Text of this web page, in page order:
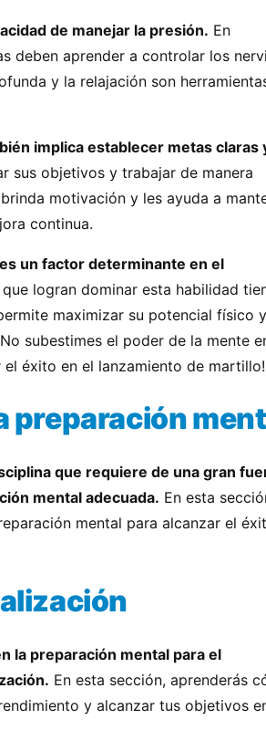
de manejar la presión. En
deben aprender a controlar los
y la relajación son
implica establecer metas claras
sus objetivos y trabajar de manera
motivación y les ayuda a
continua.
un factor determinante en el
logran dominar esta habilidad
maximizar su potencial físico y
subestimes el poder de la mente
éxito en el lanzamiento de martillo!
preparación
que requiere de una gran
mental adecuada. En esta
mental para alcanzar el
la preparación mental para el
En esta sección, aprenderás
y alcanzar tus objetivos